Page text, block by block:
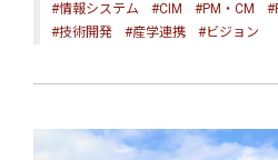
#情報システム #CIM #PM・CM
#技術開発
#産学連携 #ビジョン